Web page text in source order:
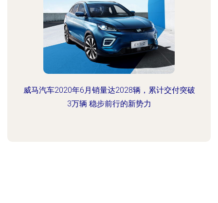
威马汽车2020年6月销量达2028辆，累计交付突破
3万辆 稳步前行的新势力